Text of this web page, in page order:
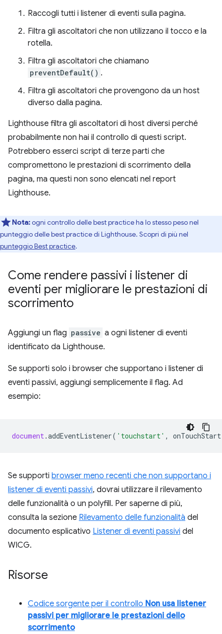
Raccogli tutti i listener di eventi sulla pagina.
Filtra gli ascoltatori che non utilizzano il tocco e la
rotella.
Filtra gli ascoltatori che chiamano
preventDefault() .
Filtra gli ascoltatori che provengono da un host
diverso dalla pagina.
Lighthouse filtra gli ascoltatori di host diversi perché
probabilmente non hai il controllo di questi script.
Potrebbero esserci script di terze parti che
compromettono le prestazioni di scorrimento della
pagina, ma questi non sono elencati nel report
Lighthouse.
Nota:ogni controllo delle best practice ha lo stesso peso nel
punteggio delle best practice di Lighthouse. Scopri di più nel
punteggio Best practice.
Come rendere passivi i listener di
eventi per migliorare le prestazioni di
scorrimento
Aggiungi un flag passive a ogni listener di eventi
identificato da Lighthouse.
Se supporti solo i browser che supportano i listener di
eventi passivi, aggiungi semplicemente il flag. Ad
esempio:
document .addEventListener( 'touchstart' , onTouchStart
Se supporti browser meno recenti che non supportano i
listener di eventi passivi, dovrai utilizzare il rilevamento
delle funzionalità o un polyfill. Per saperne di più,
consulta la sezione Rilevamento delle funzionalità del
documento esplicativo Listener di eventi passivi del
WICG.
Risorse
Codice sorgente per il controllo Non usa listener
passivi per migliorare le prestazioni dello
scorrimento